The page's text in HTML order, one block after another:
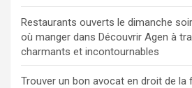
Restaurants ouverts le dimanche
où manger dans Découvrir Agen à
charmants et incontournables
Trouver un bon avocat en droit de la